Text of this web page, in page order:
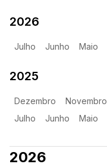
2026
Julho Junho Maio
2025
Dezembro Novembro
Julho
Junho Maio
2026